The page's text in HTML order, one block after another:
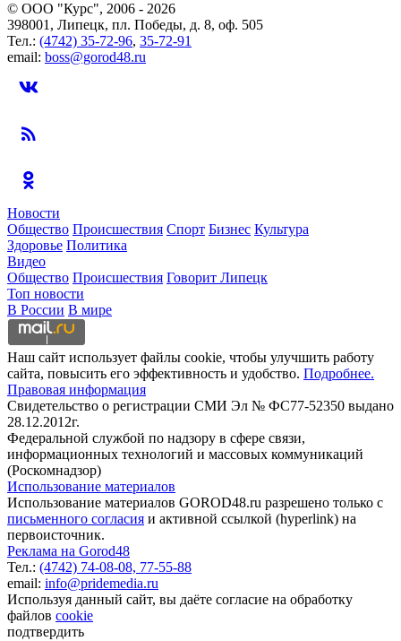
© ООО "Курс", 2006 - 2026
398001, Липецк, пл. Победы, д. 8, оф. 505
Тел.: (4742) 35-72-96, 35-72-91
email: boss@gorod48.ru
Новости
Общество Происшествия Спорт Бизнес Культура
Здоровье Политика
Видео
Общество Происшествия Говорит Липецк
Топ новости
В России В мире
Наш сайт использует файлы cookie, чтобы улучшить работу
сайта, повысить его эффективность и удобство. Подробнее.
Правовая информация
Свидетельство о регистрации СМИ Эл № ФС77-52350 выдано
28.12.2012г.
Федеральной службой по надзору в сфере связи,
информационных технологий и массовых коммуникаций
(Роскомнадзор)
Использование материалов
Использование материалов GOROD48.ru разрешено только с
письменного согласия и активной ссылкой (hyperlink) на
первоисточник.
Реклама на Gorod48
Тел.: (4742) 74-08-08, 77-55-88
email: info@pridemedia.ru
Используя данный сайт, вы даёте согласие на обработку
файлов cookie
подтвердить